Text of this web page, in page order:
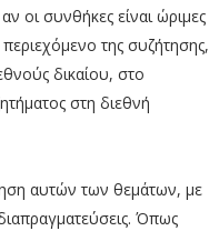
οι συνθήκες είναι ώριμες
της συζήτησης,
δικαίου, στο
στη διεθνή
αυτών των θεμάτων, με
Όπως